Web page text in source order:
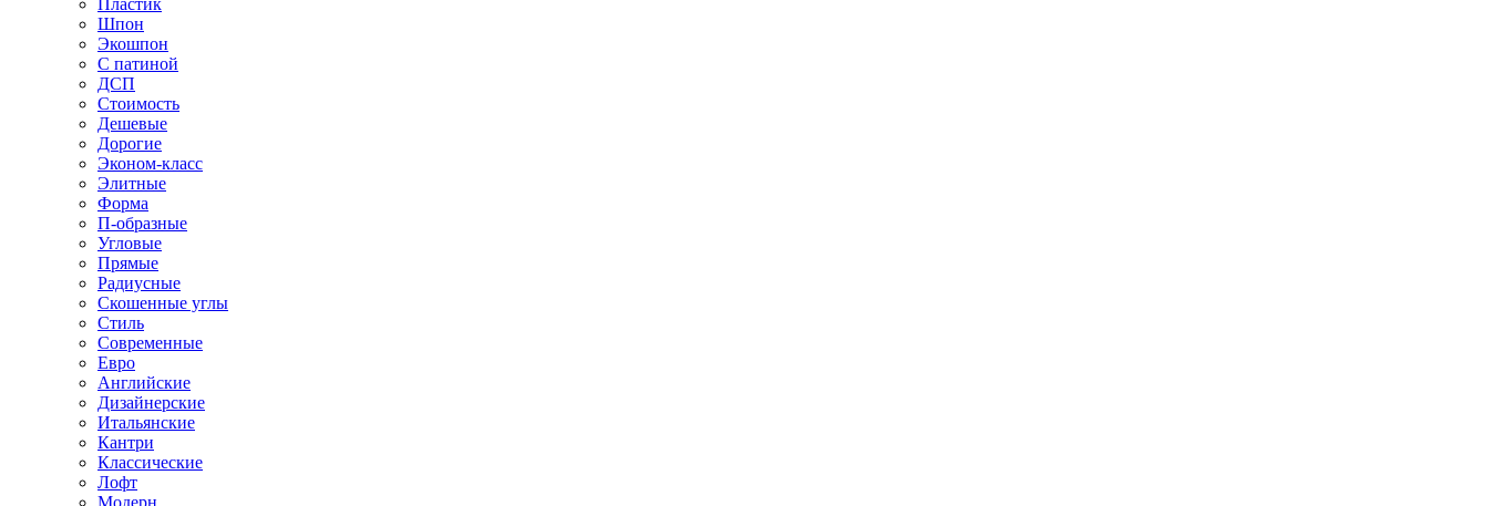
Шпон
Экошпон
С патиной
ДСП
Стоимость
Дешевые
Дорогие
Эконом-класс
Элитные
Форма
П-образные
Угловые
Прямые
Радиусные
Скошенные углы
Стиль
Современные
Евро
Английские
Дизайнерские
Итальянские
Кантри
Классические
Лофт
Модерн